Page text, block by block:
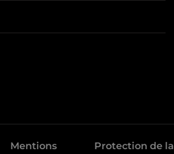
Mentions Protection de la